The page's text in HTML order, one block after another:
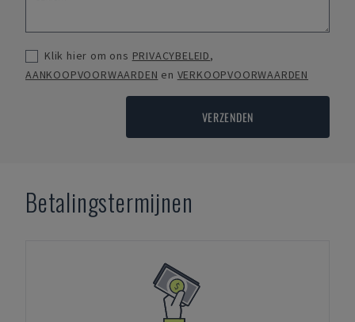
Klik hier om ons PRIVACYBELEID,
AANKOOPVOORWAARDEN en VERKOOPVOORWAARDEN
VERZENDEN
Betalingstermijnen